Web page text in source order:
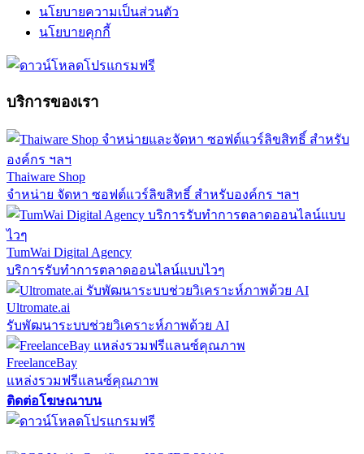
นโยบายความเป็นส่วนตัว
นโยบายคุกกี้
บริการของเรา
Thaiware Shop
จำหน่าย จัดหา ซอฟต์แวร์ลิขสิทธิ์ สำหรับองค์กร ฯลฯ
TumWai Digital Agency
บริการรับทำการตลาดออนไลน์แบบไวๆ
Ultromate.ai
รับพัฒนาระบบช่วยวิเคราะห์ภาพด้วย AI
FreelanceBay
แหล่งรวมฟรีแลนซ์คุณภาพ
ติดต่อโฆษณาบน